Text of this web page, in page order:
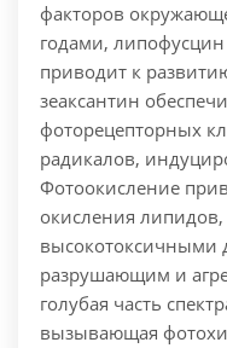
факторов
годами,
приводит к
зеаксантин
фоторецепторных
радикалов,
Фотоокисление
окисления липидов,
высокотоксичными
разрушающим и
голубая часть
вызывающая